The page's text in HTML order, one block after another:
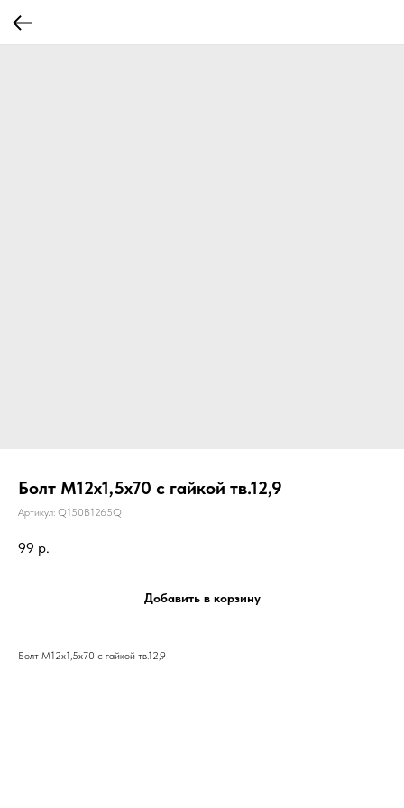
Болт М12х1,5х70 с гайкой тв.12,9
Артикул: Q150B1265Q
99 р.
Добавить в корзину
Болт М12х1,5х70 с гайкой тв.12,9